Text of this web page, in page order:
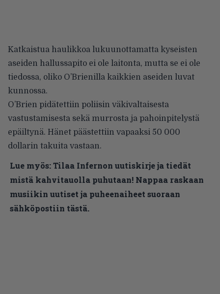
Katkaistua haulikkoa lukuunottamatta kyseisten
aseiden hallussapito ei ole laitonta, mutta se ei ole
tiedossa, oliko O’Brienilla kaikkien aseiden luvat
kunnossa.
O’Brien pidätettiin poliisin väkivaltaisesta
vastustamisesta sekä murrosta ja pahoinpitelystä
epäiltynä. Hänet päästettiin vapaaksi 50 000
dollarin takuita vastaan.
Lue myös:Tilaa Infernon uutiskirje ja tiedät
mistä kahvitauolla puhutaan! Nappaa raskaan
musiikin uutiset ja puheenaiheet suoraan
sähköpostiin tästä.